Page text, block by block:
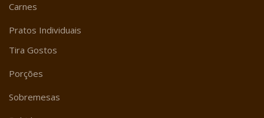
Carnes
Pratos Individuais
Tira Gostos
Porções
Sobremesas